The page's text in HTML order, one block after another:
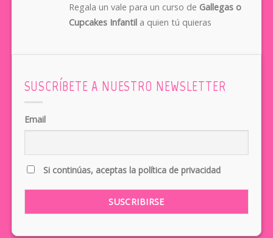
Regala un vale para un curso de Gallegas o
Cupcakes Infantila quien tú quieras
SUSCRÍBETE A NUESTRO NEWSLETTER
Email
Si continúas, aceptas la política de privacidad